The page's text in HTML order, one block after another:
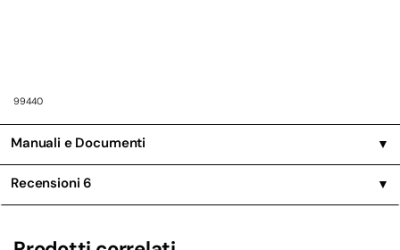
99440
Manuali e Documenti ▼
Recensioni6 ▼